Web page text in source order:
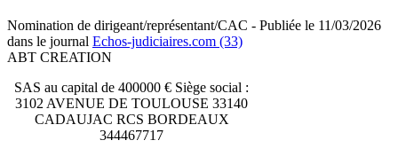
Nomination de dirigeant/représentant/CAC - Publiée le 11/03/2026
dans le journal Echos-judiciaires.com (33)
ABT CREATION
SAS au capital de 400000 € Siège social :
3102 AVENUE DE TOULOUSE 33140
CADAUJAC RCS BORDEAUX
344467717